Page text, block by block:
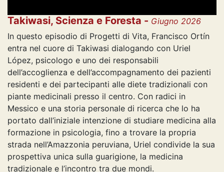
Takiwasi, Scienza e Foresta - Giugno 2026
In questo episodio di Progetti di Vita, Francisco Ortín
entra nel cuore di Takiwasi dialogando con Uriel
López, psicologo e uno dei responsabili
dell’accoglienza e dell’accompagnamento dei pazienti
residenti e dei partecipanti alle diete tradizionali con
piante medicinali presso il centro. Con radici in
Messico e una storia personale di ricerca che lo ha
portato dall’iniziale intenzione di studiare medicina alla
formazione in psicologia, fino a trovare la propria
strada nell’Amazzonia peruviana, Uriel condivide la sua
prospettiva unica sulla guarigione, la medicina
tradizionale e l’incontro tra due mondi.